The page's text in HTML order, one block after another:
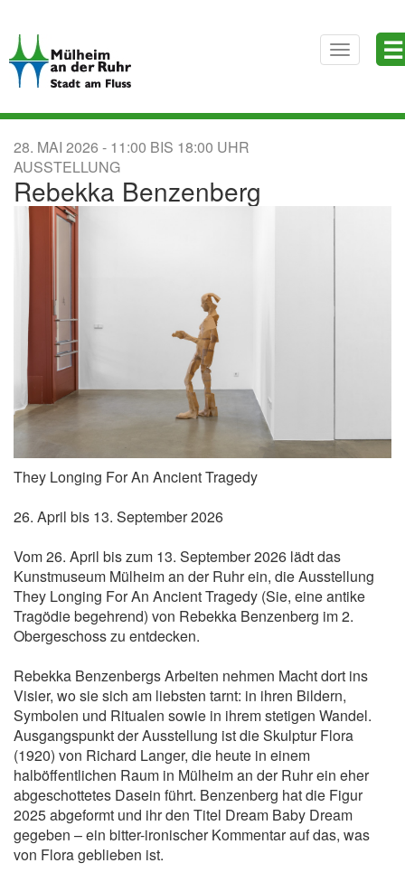
zum
Inhalt
Toggle
navigation
☰
28. MAI 2026 11:00 BIS 18:00
AUSSTELLUNG
Rebekka Benzenberg
They Longing For An Ancient Tragedy
26. April bis 13. September 2026
Vom 26. April bis zum 13. September 2026 lädt das
Kunstmuseum Mülheim an der Ruhr ein, die Ausstellung
They Longing For An Ancient Tragedy (Sie, eine antike
Tragödie begehrend) von Rebekka Benzenberg im 2.
Obergeschoss zu entdecken.
Rebekka Benzenbergs Arbeiten nehmen Macht dort ins
Visier, wo sie sich am liebsten tarnt: in ihren Bildern,
Symbolen und Ritualen sowie in ihrem stetigen Wandel.
Ausgangspunkt der Ausstellung ist die Skulptur Flora
(1920) von Richard Langer, die heute in einem
halböffentlichen Raum in Mülheim an der Ruhr ein eher
abgeschottetes Dasein führt. Benzenberg hat die Figur
2025 abgeformt und ihr den Titel Dream Baby Dream
gegeben – ein bitter-ironischer Kommentar auf das, was
von Flora geblieben ist.